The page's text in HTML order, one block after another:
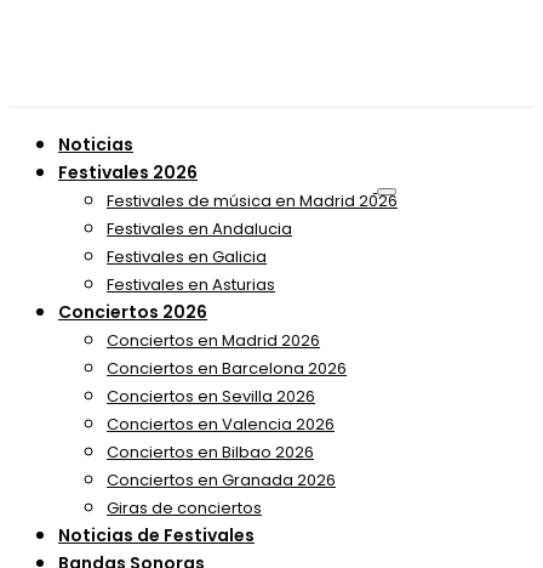
Noticias
Festivales 2026
Festivales de música en Madrid 2026
Festivales en Andalucia
Festivales en Galicia
Festivales en Asturias
Conciertos 2026
Conciertos en Madrid 2026
Conciertos en Barcelona 2026
Conciertos en Sevilla 2026
Conciertos en Valencia 2026
Conciertos en Bilbao 2026
Conciertos en Granada 2026
Giras de conciertos
Noticias de Festivales
Bandas Sonoras